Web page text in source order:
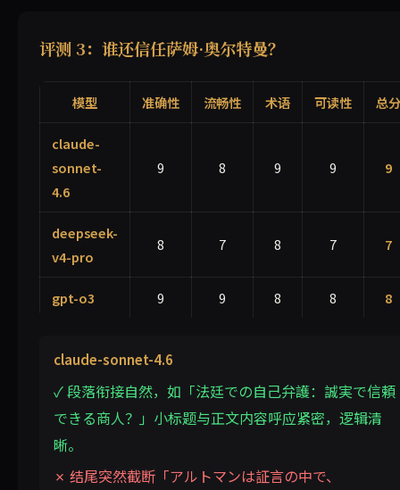
评测 3：谁还信任萨姆·奥尔特曼？
模型 准确性 流畅性 术语 可读性 总分
claude-
sonnet-
4.6
9 8 9 9 9
deepseek-
v4-pro
8 7 8 7 7
gpt-o3 9 9 8 8 8
claude-sonnet-4.6
✓ 段落衔接自然，如「法廷での自己弁護：誠実で信頼
できる商人？」小标题与正文内容呼应紧密，逻辑清
晰。
✗ 结尾突然截断「アルトマンは証言の中で、